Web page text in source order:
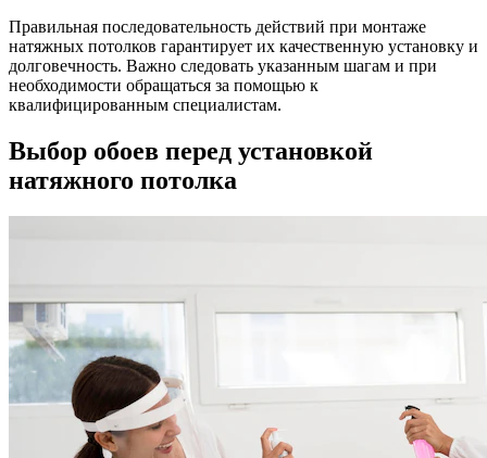
Правильная последовательность действий при монтаже
натяжных потолков гарантирует их качественную установку и
долговечность. Важно следовать указанным шагам и при
необходимости обращаться за помощью к
квалифицированным специалистам.
Выбор обоев перед установкой
натяжного потолка